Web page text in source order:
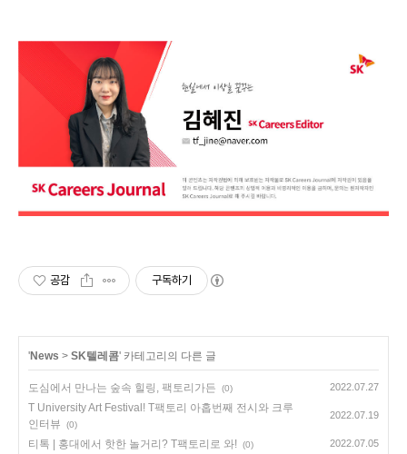
공감 구독하기
'News > SK텔레콤' 카테고리의 다른 글
도심에서 만나는 숲속 힐링, 팩토리가든 (0) 2022.07.27
T University Art Festival! T팩토리 아홉번째 전시와 크루
인터뷰
(0)
2022.07.19
티톡 | 홍대에서 핫한 놀거리? T팩토리로 와! (0) 2022.07.05